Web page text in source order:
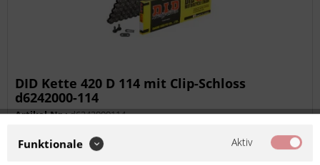
DID Kette 420 D 114 mit Clip-Schloss
d6242000-114
Artikel-Nr.:d6242000114
Funktionale Aktiv